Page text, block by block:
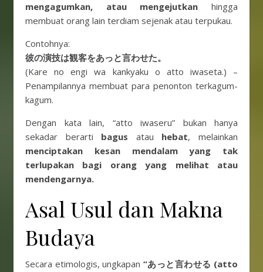
mengagumkan, atau mengejutkan hingga
membuat orang lain terdiam sejenak atau terpukau.
Contohnya:
彼の演技は観客をあっと言わせた。
(Kare no engi wa kankyaku o atto iwaseta.) –
Penampilannya membuat para penonton terkagum-
kagum.
Dengan kata lain, “atto iwaseru” bukan hanya
sekadar berarti bagus atau hebat, melainkan
menciptakan kesan mendalam yang tak
terlupakan bagi orang yang melihat atau
mendengarnya.
Asal Usul dan Makna
Budaya
Secara etimologis, ungkapan “あっと言わせる (atto